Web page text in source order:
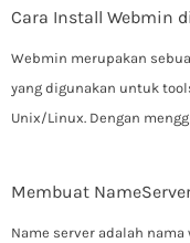
Cara Install Webmin
Webmin merupakan
yang digunakan untuk
Unix/Linux. Dengan
Membuat
Name server adalah